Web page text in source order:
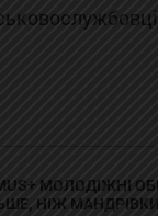
МОЛОДІЖНІ
НІЖ МАНДРІВКИ